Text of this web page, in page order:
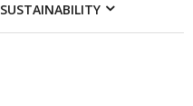
SUSTAINABILITY